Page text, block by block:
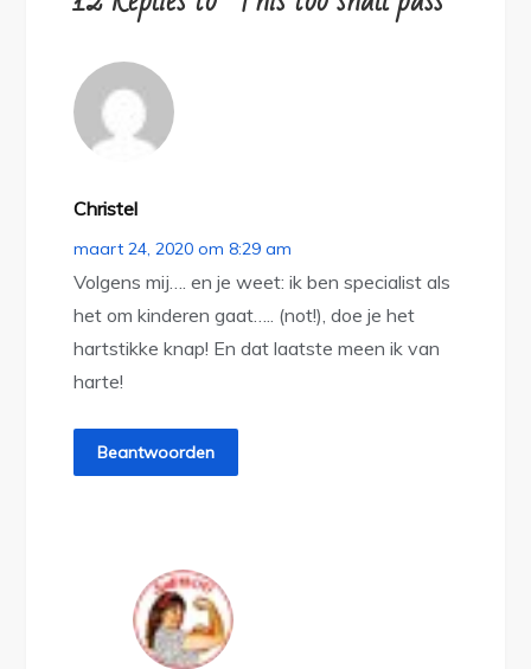
Christel
maart 24, 2020 om 8:29 am
Volgens mij…. en je weet: ik ben specialist als
het om kinderen gaat….. (not!), doe je het
hartstikke knap! En dat laatste meen ik van
harte!
Beantwoorden